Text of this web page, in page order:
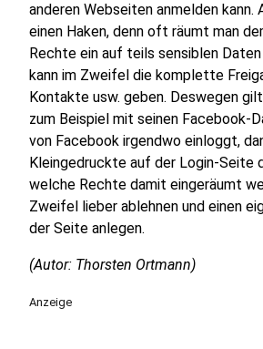
anderen Webseiten anmelden kann.
einen Haken, denn oft räumt man
Rechte ein auf teils sensiblen
kann im Zweifel die komplette
Kontakte usw. geben. Deswegen
zum Beispiel mit seinen Facebook-
von Facebook irgendwo einloggt,
Kleingedruckte auf der Login-Seite
welche Rechte damit eingeräumt
Zweifel lieber ablehnen und einen
der Seite anlegen.
(Autor: Thorsten Ortmann)
Anzeige